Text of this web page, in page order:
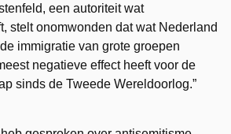
een autoriteit wat
stelt onomwonden dat wat Nederland
immigratie van grote groepen
negatieve effect heeft voor de
sinds de Tweede Wereldoorlog.”